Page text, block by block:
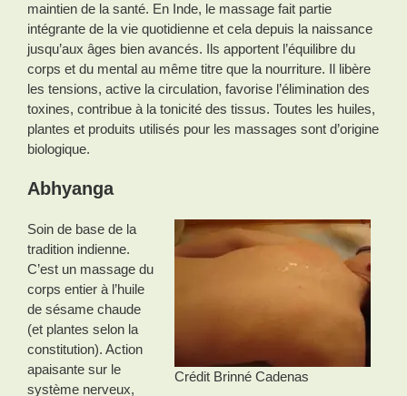
maintien de la santé. En Inde, le massage fait partie
intégrante de la vie quotidienne et cela depuis la naissance
jusqu’aux âges bien avancés. Ils apportent l’équilibre du
corps et du mental au même titre que la nourriture. Il libère
les tensions, active la circulation, favorise l’élimination des
toxines, contribue à la tonicité des tissus. Toutes les huiles,
plantes et produits utilisés pour les massages sont d’origine
biologique.
Abhyanga
Crédit Brinné Cadenas
Soin de base de la
tradition indienne.
C’est un massage du
corps entier à l’huile
de sésame chaude
(et plantes selon la
constitution). Action
apaisante sur le
système nerveux,